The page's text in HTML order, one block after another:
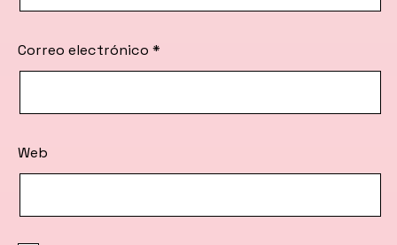
Correo electrónico *
Web